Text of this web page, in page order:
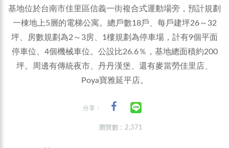
基地位於台南市佳里區信義一街複合式運動場旁，預計規劃
一棟地上5層的電梯公寓。總戶數18戶、每戶建坪26～32
坪、房數規劃為2～3房、1樓規劃為停車場，計有9個平面
停車位、4個機械車位。公設比26.6％，基地總面積約200
坪。周邊有傳統夜市、丹丹漢堡、還有麥當勞佳里店、
Poya寶雅延平店。
分享：
瀏覽數 : 2,371